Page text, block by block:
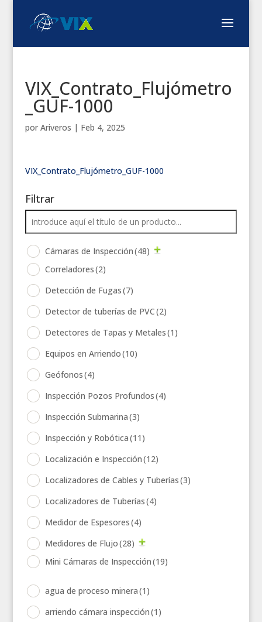
VIX_Contrato_Flujómetro
_GUF-1000
por Ariveros | Feb 4, 2025
VIX_Contrato_Flujómetro_GUF-1000
Filtrar
Cámaras de Inspección(48)
Correladores(2)
Detección de Fugas(7)
Detector de tuberías de PVC(2)
Detectores de Tapas y Metales(1)
Equipos en Arriendo(10)
Geófonos(4)
Inspección Pozos Profundos(4)
Inspección Submarina(3)
Inspección y Robótica(11)
Localización e Inspección(12)
Localizadores de Cables y Tuberías(3)
Localizadores de Tuberías(4)
Medidor de Espesores(4)
Medidores de Flujo(28)
Mini Cámaras de Inspección(19)
agua de proceso minera(1)
arriendo cámara inspección(1)